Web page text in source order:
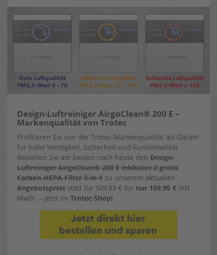
Design-Luftreiniger AirgoClean® 200 E –
Markenqualität von Trotec
Profitieren Sie von der Trotec-Markenqualität als Garant
für hohe Wertigkeit, Sicherheit und Funktionalität.
Bestellen Sie am besten noch heute den Design-
Luftreiniger AirgoClean® 200 E inklusive 2 gratis
Carbon-HEPA-Filter 3-in-1 zu unserem aktuellen
Angebotspreis statt für 509,83 € für nur 109,95 € inkl.
MwSt. – jetzt im Trotec-Shop!